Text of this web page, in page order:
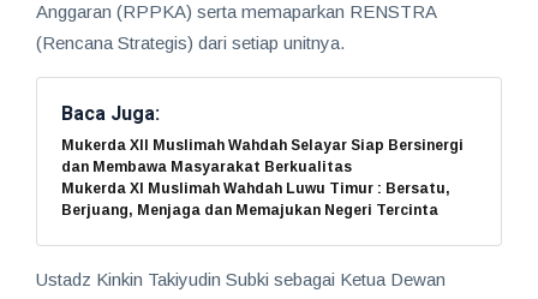
Anggaran (RPPKA) serta memaparkan RENSTRA
(Rencana Strategis) dari setiap unitnya.
Baca Juga:
Mukerda XII Muslimah Wahdah Selayar Siap Bersinergi
dan Membawa Masyarakat Berkualitas
Mukerda XI Muslimah Wahdah Luwu Timur : Bersatu,
Berjuang, Menjaga dan Memajukan Negeri Tercinta
Ustadz Kinkin Takiyudin Subki sebagai Ketua Dewan